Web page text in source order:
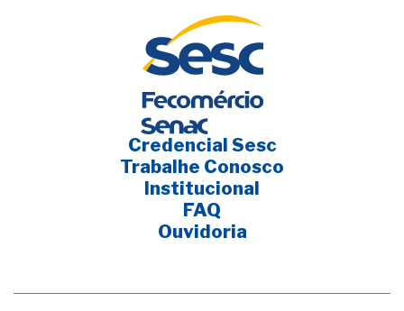
Credencial Sesc
Trabalhe Conosco
Institucional
FAQ
Ouvidoria